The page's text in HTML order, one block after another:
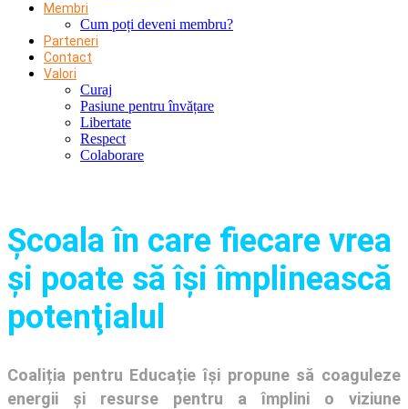
Membri
Cum poți deveni membru?
Parteneri
Contact
Valori
Curaj
Pasiune pentru învățare
Libertate
Respect
Colaborare
Şcoala în care fiecare vrea
și poate să își împlinească
potenţialul
Coaliția pentru Educație își propune să coaguleze
energii și resurse pentru a împlini o viziune